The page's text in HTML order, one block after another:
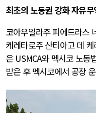
최초의 노동권 강화 자유
코아우일라주 피에드라스
케레타로주 산티아고 데
은 USMCA와 멕시코 노동
받은 후 멕시코에서 공장